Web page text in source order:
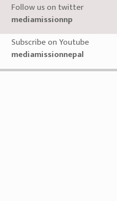
Follow us on twitter
mediamissionnp
Subscribe on Youtube
mediamissionnepal